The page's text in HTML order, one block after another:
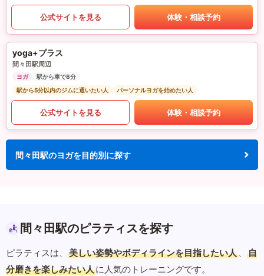
公式サイトを見る 体験・相談予約
yoga+プラス
間々田駅周辺
ヨガ
駅から車で8分
駅から5分以内のジムに通いたい人
パーソナルヨガを始めたい人
公式サイトを見る 体験・相談予約
間々田駅のヨガを目的別に探す
間々田駅のピラティスを探す
ピラティスは、 美しい姿勢やボディラインを目指したい人 、
自
分磨きを楽しみたい人に人気のトレーニングです。